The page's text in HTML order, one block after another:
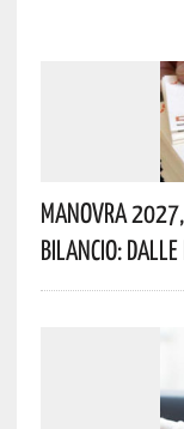
Manovra
Bilancio: Dalle